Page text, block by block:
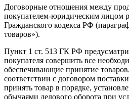
Договорные отношения между
покупателем-юридическим лицом
Гражданского кодекса РФ
товаров»).
Пункт 1 ст. 513 ГК РФ
покупателя совершить все
обеспечивающие принятие
соответствии с договором
принять товар в порядке,
обычаями делового оборота при